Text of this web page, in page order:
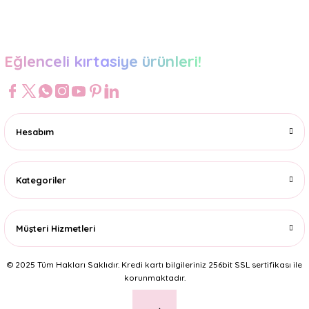
Eğlenceli kırtasiye ürünleri!
Hesabım
Kategoriler
Müşteri Hizmetleri
© 2025 Tüm Hakları Saklıdır. Kredi kartı bilgileriniz 256bit SSL sertifikası ile
korunmaktadır.